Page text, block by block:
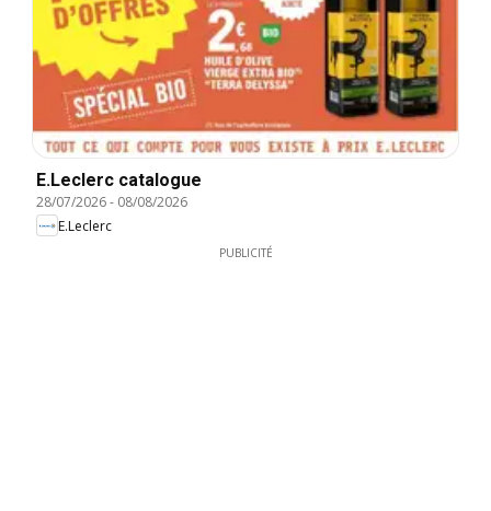
E.Leclerc catalogue
28/07/2026- 08/08/2026
E.Leclerc
PUBLICITÉ